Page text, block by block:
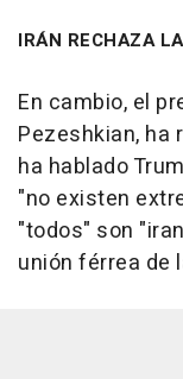
IRÁN RECHAZA
En cambio, el
Pezeshkian, ha
ha hablado
"no existen
"todos" son
unión férrea de